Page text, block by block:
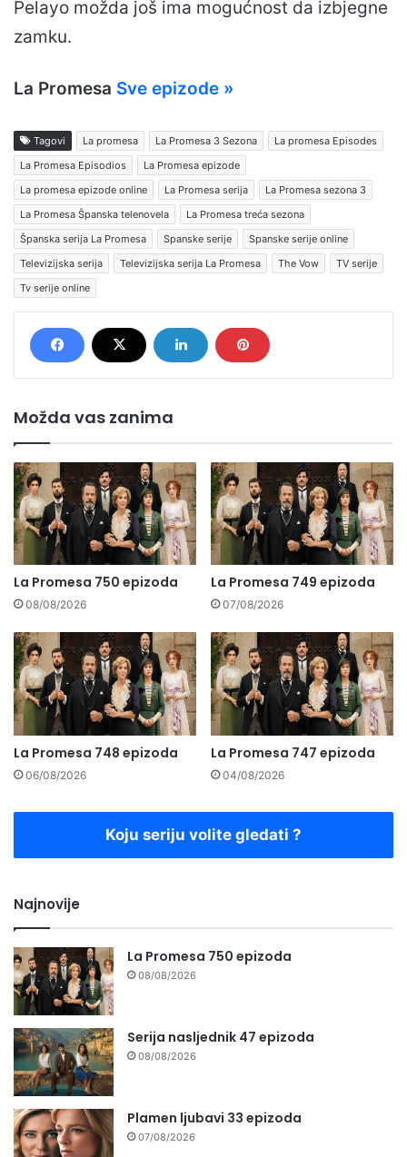
Pelayo možda još ima mogućnost da izbjegne
zamku.
La Promesa Sve epizode »
Tagovi La promesa La Promesa 3 Sezona
La promesa Episodes
La Promesa Episodios
La Promesa epizode
La promesa epizode online
La Promesa serija
La Promesa sezona 3
La Promesa Španska telenovela
La Promesa treća sezona
Španska serija La Promesa
Spanske serije
Spanske serije online
Televizijska serija
Televizijska serija La Promesa The Vow
TV serije
Tv serije online
Možda vas zanima
La Promesa 750 epizoda
08/08/2026
La Promesa 749 epizoda
07/08/2026
La Promesa 748 epizoda
06/08/2026
La Promesa 747 epizoda
04/08/2026
Koju seriju volite gledati ?
Najnovije
La Promesa 750 epizoda
08/08/2026
Serija nasljednik 47 epizoda
08/08/2026
Plamen ljubavi 33 epizoda
07/08/2026